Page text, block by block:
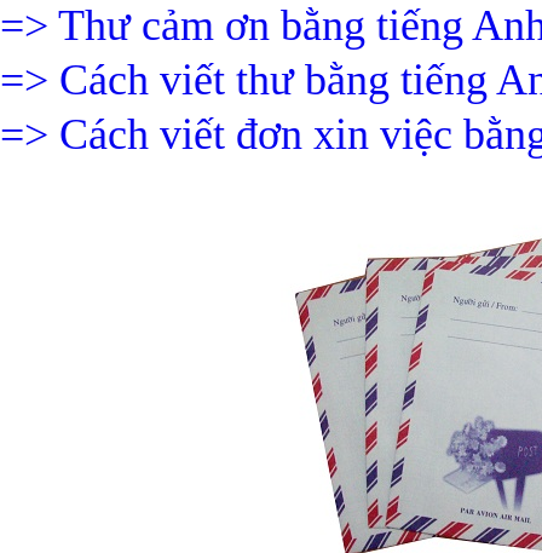
=> Thư cảm ơn bằng tiếng
=> Cách viết thư bằng tiếng
=> Cách viết đơn xin việc